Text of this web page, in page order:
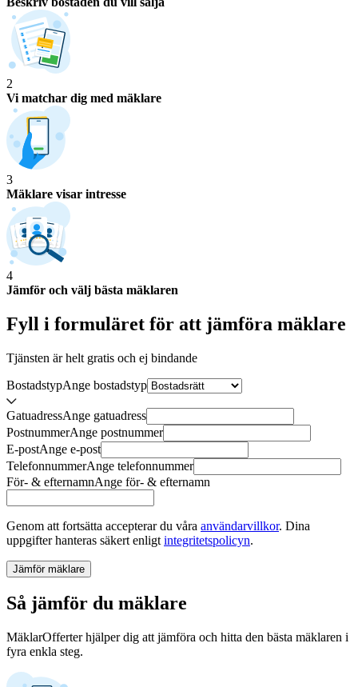
2
Vi matchar dig med mäklare
3
Mäklare visar intresse
4
Jämför och välj bästa mäklaren
Fyll i formuläret för att jämföra mäklare
Tjänsten är helt gratis och ej bindande
BostadstypAnge bostadstyp
GatuadressAnge gatuadress
PostnummerAnge postnummer
E-postAnge e-post
TelefonnummerAnge telefonnummer
För- & efternamnAnge för- & efternamn
Genom att fortsätta accepterar du våra användarvillkor. Dina
uppgifter hanteras säkert enligt integritetspolicyn.
Jämför mäklare
Så jämför du mäklare
MäklarOfferter hjälper dig att jämföra och hitta den bästa mäklaren i
fyra enkla steg.